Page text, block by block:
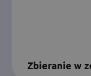
Zbieranie w